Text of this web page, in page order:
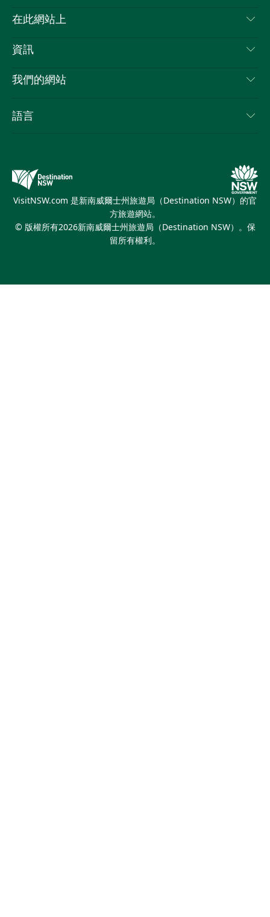
喳
聯絡我們
隱私
Cookie 通知
在此網站上
目的地
新南威爾斯州公路旅行
活動
資訊
旅行資訊
新南威爾斯的商業
我們的網站
新南威爾士州旅遊局（Destination NSW）媒體中心
繽紛悉尼燈光音樂節
語言
VisitNSW.com 是新南威爾士州旅遊局（Destination NSW）的官
方旅遊網站。
© 版權所有2026新南威爾士州旅遊局（Destination NSW）。保
留所有權利。